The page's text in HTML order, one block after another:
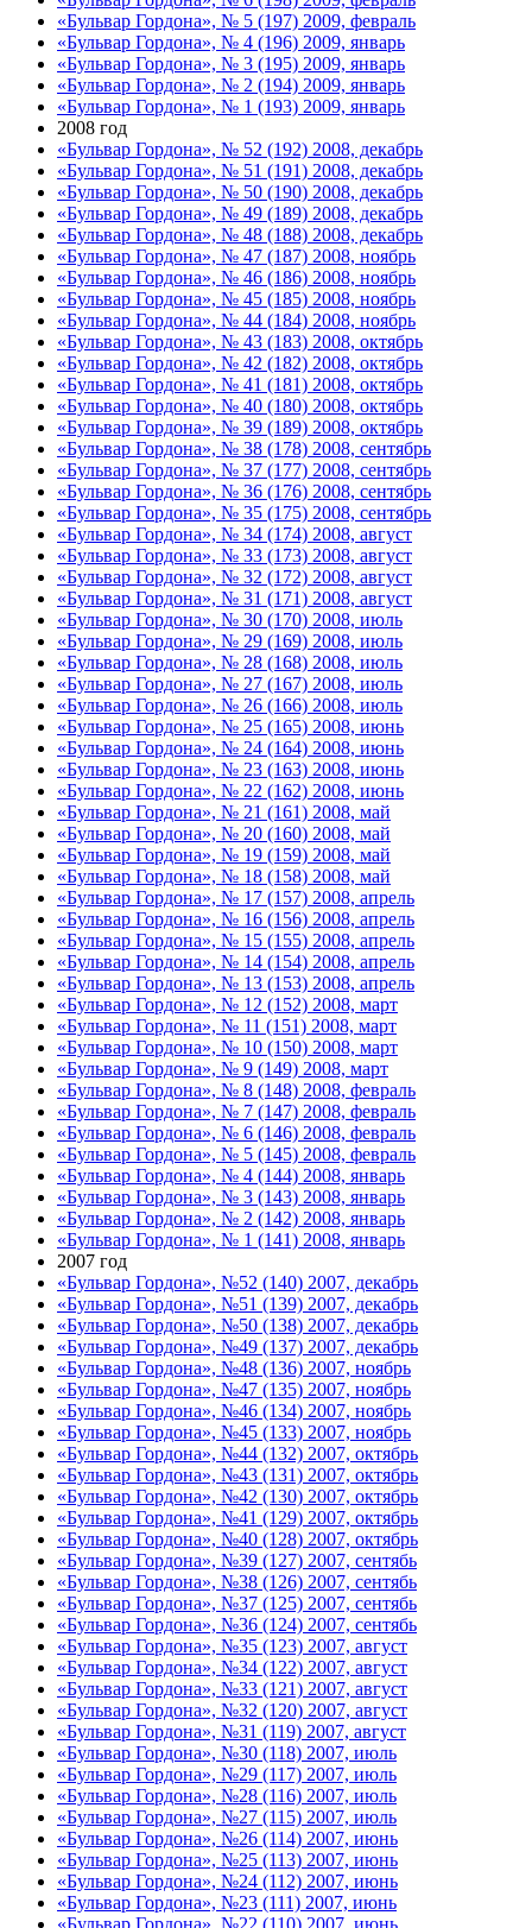
«Бульвар Гордона», № 5 (197) 2009, февраль
«Бульвар Гордона», № 4 (196) 2009, январь
«Бульвар Гордона», № 3 (195) 2009, январь
«Бульвар Гордона», № 2 (194) 2009, январь
«Бульвар Гордона», № 1 (193) 2009, январь
2008 год
«Бульвар Гордона», № 52 (192) 2008, декабрь
«Бульвар Гордона», № 51 (191) 2008, декабрь
«Бульвар Гордона», № 50 (190) 2008, декабрь
«Бульвар Гордона», № 49 (189) 2008, декабрь
«Бульвар Гордона», № 48 (188) 2008, декабрь
«Бульвар Гордона», № 47 (187) 2008, ноябрь
«Бульвар Гордона», № 46 (186) 2008, ноябрь
«Бульвар Гордона», № 45 (185) 2008, ноябрь
«Бульвар Гордона», № 44 (184) 2008, ноябрь
«Бульвар Гордона», № 43 (183) 2008, октябрь
«Бульвар Гордона», № 42 (182) 2008, октябрь
«Бульвар Гордона», № 41 (181) 2008, октябрь
«Бульвар Гордона», № 40 (180) 2008, октябрь
«Бульвар Гордона», № 39 (189) 2008, октябрь
«Бульвар Гордона», № 38 (178) 2008, сентябрь
«Бульвар Гордона», № 37 (177) 2008, сентябрь
«Бульвар Гордона», № 36 (176) 2008, сентябрь
«Бульвар Гордона», № 35 (175) 2008, сентябрь
«Бульвар Гордона», № 34 (174) 2008, август
«Бульвар Гордона», № 33 (173) 2008, август
«Бульвар Гордона», № 32 (172) 2008, август
«Бульвар Гордона», № 31 (171) 2008, август
«Бульвар Гордона», № 30 (170) 2008, июль
«Бульвар Гордона», № 29 (169) 2008, июль
«Бульвар Гордона», № 28 (168) 2008, июль
«Бульвар Гордона», № 27 (167) 2008, июль
«Бульвар Гордона», № 26 (166) 2008, июль
«Бульвар Гордона», № 25 (165) 2008, июнь
«Бульвар Гордона», № 24 (164) 2008, июнь
«Бульвар Гордона», № 23 (163) 2008, июнь
«Бульвар Гордона», № 22 (162) 2008, июнь
«Бульвар Гордона», № 21 (161) 2008, май
«Бульвар Гордона», № 20 (160) 2008, май
«Бульвар Гордона», № 19 (159) 2008, май
«Бульвар Гордона», № 18 (158) 2008, май
«Бульвар Гордона», № 17 (157) 2008, апрель
«Бульвар Гордона», № 16 (156) 2008, апрель
«Бульвар Гордона», № 15 (155) 2008, апрель
«Бульвар Гордона», № 14 (154) 2008, апрель
«Бульвар Гордона», № 13 (153) 2008, апрель
«Бульвар Гордона», № 12 (152) 2008, март
«Бульвар Гордона», № 11 (151) 2008, март
«Бульвар Гордона», № 10 (150) 2008, март
«Бульвар Гордона», № 9 (149) 2008, март
«Бульвар Гордона», № 8 (148) 2008, февраль
«Бульвар Гордона», № 7 (147) 2008, февраль
«Бульвар Гордона», № 6 (146) 2008, февраль
«Бульвар Гордона», № 5 (145) 2008, февраль
«Бульвар Гордона», № 4 (144) 2008, январь
«Бульвар Гордона», № 3 (143) 2008, январь
«Бульвар Гордона», № 2 (142) 2008, январь
«Бульвар Гордона», № 1 (141) 2008, январь
2007 год
«Бульвар Гордона», №52 (140) 2007, декабрь
«Бульвар Гордона», №51 (139) 2007, декабрь
«Бульвар Гордона», №50 (138) 2007, декабрь
«Бульвар Гордона», №49 (137) 2007, декабрь
«Бульвар Гордона», №48 (136) 2007, ноябрь
«Бульвар Гордона», №47 (135) 2007, ноябрь
«Бульвар Гордона», №46 (134) 2007, ноябрь
«Бульвар Гордона», №45 (133) 2007, ноябрь
«Бульвар Гордона», №44 (132) 2007, октябрь
«Бульвар Гордона», №43 (131) 2007, октябрь
«Бульвар Гордона», №42 (130) 2007, октябрь
«Бульвар Гордона», №41 (129) 2007, октябрь
«Бульвар Гордона», №40 (128) 2007, октябрь
«Бульвар Гордона», №39 (127) 2007, сентябь
«Бульвар Гордона», №38 (126) 2007, сентябь
«Бульвар Гордона», №37 (125) 2007, сентябь
«Бульвар Гордона», №36 (124) 2007, сентябь
«Бульвар Гордона», №35 (123) 2007, август
«Бульвар Гордона», №34 (122) 2007, август
«Бульвар Гордона», №33 (121) 2007, август
«Бульвар Гордона», №32 (120) 2007, август
«Бульвар Гордона», №31 (119) 2007, август
«Бульвар Гордона», №30 (118) 2007, июль
«Бульвар Гордона», №29 (117) 2007, июль
«Бульвар Гордона», №28 (116) 2007, июль
«Бульвар Гордона», №27 (115) 2007, июль
«Бульвар Гордона», №26 (114) 2007, июнь
«Бульвар Гордона», №25 (113) 2007, июнь
«Бульвар Гордона», №24 (112) 2007, июнь
«Бульвар Гордона», №23 (111) 2007, июнь
«Бульвар Гордона», №22 (110) 2007, июнь